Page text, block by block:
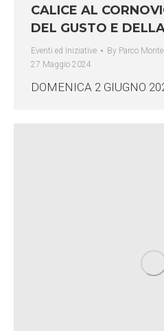
CALICE AL
DEL GUSTO E
Eventi ed Iniziative By Parco
27 Maggio 2024
DOMENICA 2 GIUGNO